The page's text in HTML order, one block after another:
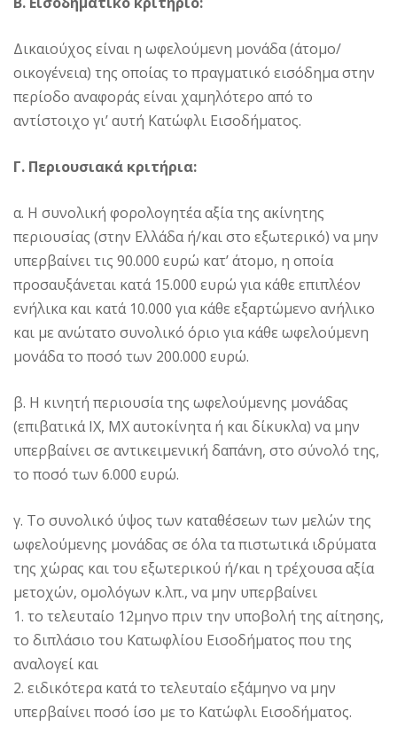
Δικαιούχος είναι η ωφελούμενη μονάδα (άτομο/
οικογένεια) της οποίας το πραγματικό εισόδημα στην
περίοδο αναφοράς είναι χαμηλότερο από το
αντίστοιχο γι’ αυτή Κατώφλι Εισοδήματος.
Γ. Περιουσιακά κριτήρια:
α. Η συνολική φορολογητέα αξία της ακίνητης
περιουσίας (στην Ελλάδα ή/και στο εξωτερικό) να μην
υπερβαίνει τις 90.000 ευρώ κατ’ άτομο, η οποία
προσαυξάνεται κατά 15.000 ευρώ για κάθε επιπλέον
ενήλικα και κατά 10.000 για κάθε εξαρτώμενο ανήλικο
και με ανώτατο συνολικό όριο για κάθε ωφελούμενη
μονάδα το ποσό των 200.000 ευρώ.
β. Η κινητή περιουσία της ωφελούμενης μονάδας
(επιβατικά IX, MX αυτοκίνητα ή και δίκυκλα) να μην
υπερβαίνει σε αντικειμενική δαπάνη, στο σύνολό της,
το ποσό των 6.000 ευρώ.
γ. Το συνολικό ύψος των καταθέσεων των μελών της
ωφελούμενης μονάδας σε όλα τα πιστωτικά ιδρύματα
της χώρας και του εξωτερικού ή/και η τρέχουσα αξία
μετοχών, ομολόγων κ.λπ., να μην υπερβαίνει
1. το τελευταίο 12μηνο πριν την υποβολή της αίτησης,
το διπλάσιο του Κατωφλίου Εισοδήματος που της
αναλογεί και
2. ειδικότερα κατά το τελευταίο εξάμηνο να μην
υπερβαίνει ποσό ίσο με το Κατώφλι Εισοδήματος.